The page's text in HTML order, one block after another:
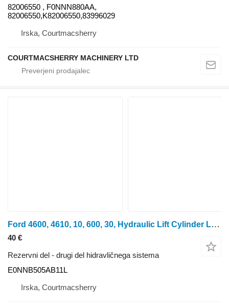
82006550 , F0NNN880AA,
82006550,K82006550,83996029
Irska, Courtmacsherry
COURTMACSHERRY MACHINERY LTD
Ford 4600, 4610, 10, 600, 30, Hydraulic Lift Cylinder Lever Handle E0 E0NNB505AB11L za traktor na kolesih Ford 4600
40 €
Rezervni del - drugi del hidravličnega sistema
E0NNB505AB11L
Irska, Courtmacsherry